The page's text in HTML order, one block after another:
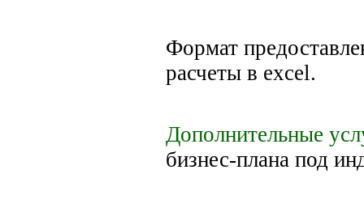
Формат
расчеты в excel.
Дополнительные
бизнес-плана под